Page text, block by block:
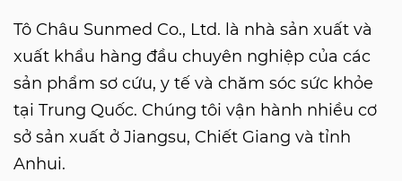
Tô Châu Sunmed Co., Ltd. là nhà sản xuất và
xuất khẩu hàng đầu chuyên nghiệp của các
sản phẩm sơ cứu, y tế và chăm sóc sức khỏe
tại Trung Quốc. Chúng tôi vận hành nhiều cơ
sở sản xuất ở Jiangsu, Chiết Giang và tỉnh
Anhui.